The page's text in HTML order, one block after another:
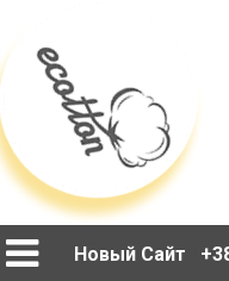
Новый Сайт